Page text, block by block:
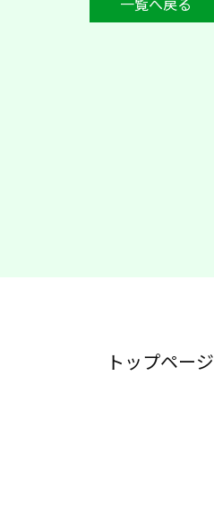
トップページ